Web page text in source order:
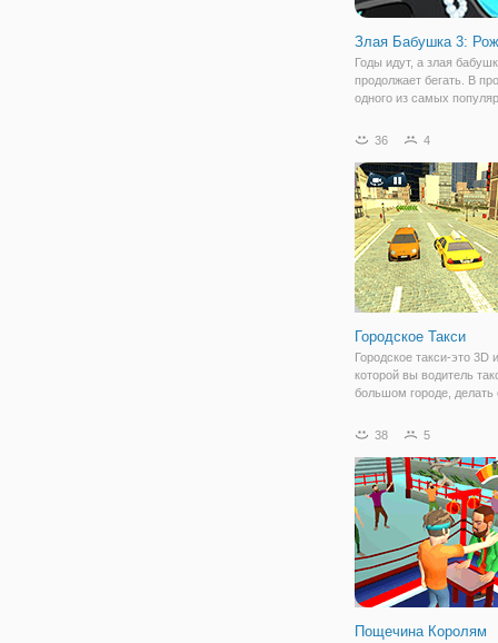
Злая Бабушка 3:
Годы идут, а злая
продолжает бегать. В
одного из самых
представляем
Теперь побег из
клиники навеян
36 4
Городское Такси
Городское такси-это 3D
которой вы водитель
большом городе, делать
на месте, указанном на
несколько
38 5
Пощечина Королям